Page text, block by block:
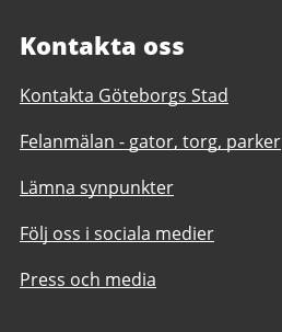
Kontakta oss
Kontakta Göteborgs Stad
Felanmälan - gator, torg, parker
Lämna synpunkter
Följ oss i sociala medier
Press och media